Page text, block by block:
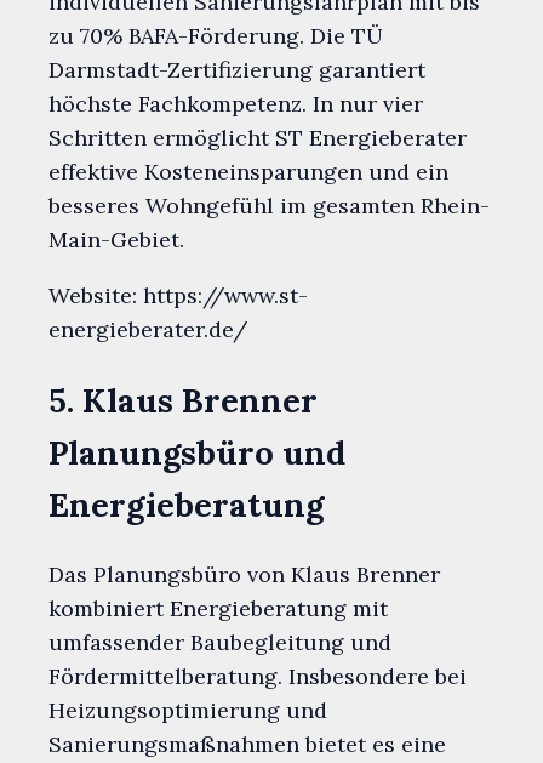
zu 70% BAFA-Förderung. Die TÜ
Darmstadt-Zertifizierung garantiert
höchste Fachkompetenz. In nur vier
Schritten ermöglicht ST Energieberater
effektive Kosteneinsparungen und ein
besseres Wohngefühl im gesamten Rhein-
Main-Gebiet.
Website: https://www.st-
energieberater.de/
5. Klaus Brenner
Planungsbüro und
Energieberatung
Das Planungsbüro von Klaus Brenner
kombiniert Energieberatung mit
umfassender Baubegleitung und
Fördermittelberatung. Insbesondere bei
Heizungsoptimierung und
Sanierungsmaßnahmen bietet es eine